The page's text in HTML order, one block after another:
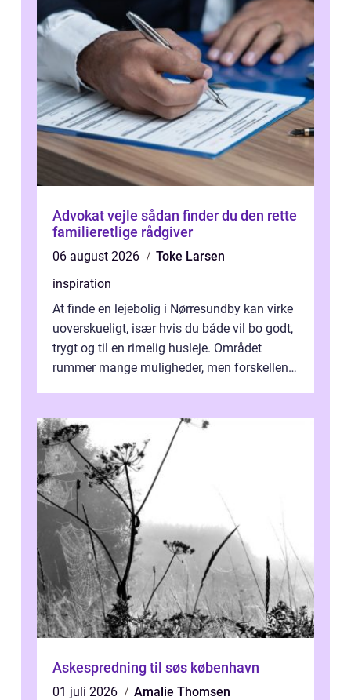
Advokat vejle sådan finder du den rette
familieretlige rådgiver
06 august 2026
Toke Larsen
inspiration
At finde en lejebolig i Nørresundby kan virke
uoverskueligt, især hvis du både vil bo godt,
trygt og til en rimelig husleje. Området
rummer mange muligheder, men forskellene
Askespredning til søs københavn
01 juli 2026
Amalie Thomsen